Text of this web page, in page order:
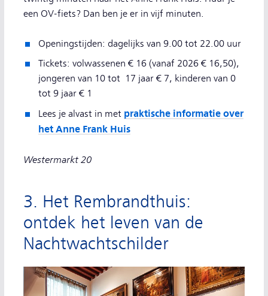
een OV-fiets? Dan ben je er in vijf minuten.
Openingstijden: dagelijks van 9.00 tot 22.00 uur
Tickets: volwassenen € 16 (vanaf 2026 € 16,50),
jongeren van 10 tot 17 jaar € 7, kinderen van 0
tot 9 jaar € 1
Lees je alvast in met praktische informatie over
het Anne Frank Huis
Westermarkt 20
3. Het Rembrandthuis:
ontdek het leven van de
Nachtwachtschilder